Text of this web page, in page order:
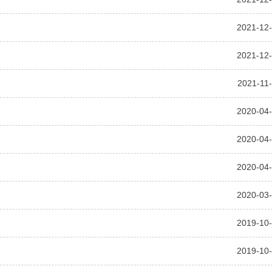
2021-
2021-
2021-
2020-
2020-
2020-
2020-
2019-
2019-